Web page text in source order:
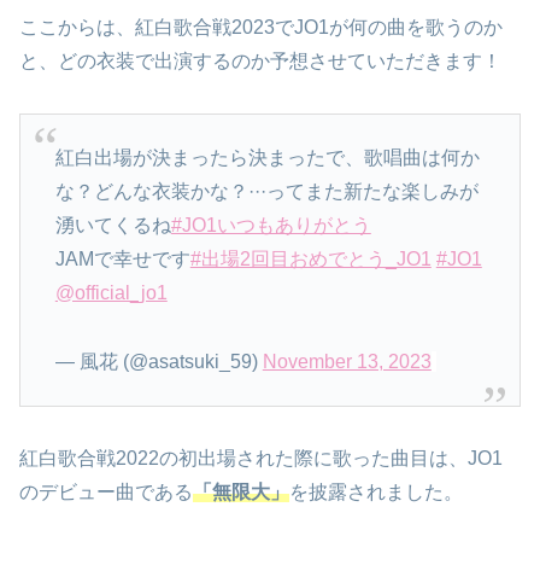
ここからは、紅白歌合戦2023でJO1が何の曲を歌うのか
と、どの衣装で出演するのか予想させていただきます！
紅白出場が決まったら決まったで、歌唱曲は何か
な？どんな衣装かな？···ってまた新たな楽しみが
湧いてくるね#JO1いつもありがとう
JAMで幸せです#出場2回目おめでとう_JO1 #JO1
@official_jo1
— 風花 (@asatsuki_59) November 13, 2023
紅白歌合戦2022の初出場された際に歌った曲目は、JO1
のデビュー曲である「無限大」を披露されました。